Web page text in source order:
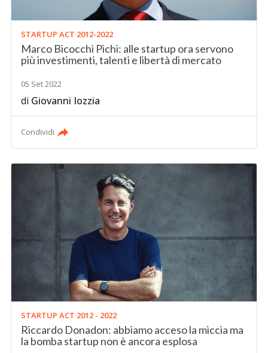
STARTUP ACT 2012-2022
Marco Bicocchi Pichi: alle startup ora servono
più investimenti, talenti e libertà di mercato
05 Set 2022
di Giovanni Iozzia
Condividi
STARTUP ACT 2012 - 2022
Riccardo Donadon: abbiamo acceso la miccia ma
la bomba startup non è ancora esplosa